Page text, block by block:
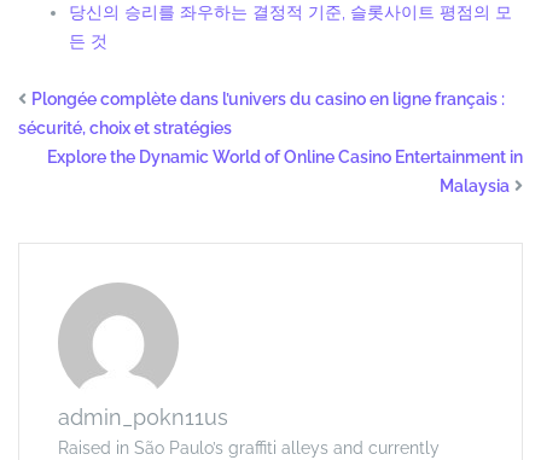
당신의 승리를 좌우하는 결정적 기준, 슬롯사이트 평점의 모
든 것
Plongée complète dans l’univers du casino en ligne français :
sécurité, choix et stratégies
Explore the Dynamic World of Online Casino Entertainment in
Malaysia
admin_p0kn11us
Raised in São Paulo’s graffiti alleys and currently